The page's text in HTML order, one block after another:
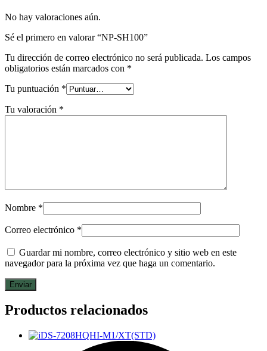
No hay valoraciones aún.
Sé el primero en valorar “NP-SH100”
Tu dirección de correo electrónico no será publicada. Los campos
obligatorios están marcados con *
Tu puntuación *
Tu valoración *
Nombre *
Correo electrónico *
Guardar mi nombre, correo electrónico y sitio web en este
navegador para la próxima vez que haga un comentario.
Productos relacionados